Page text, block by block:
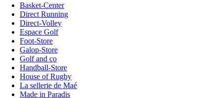
Basket-Center
Direct Running
Direct-Volley
Espace Golf
Foot-Store
Galop-Store
Golf and co
Handball-Store
House of Rugby
La sellerie de Maé
Made in Paradis